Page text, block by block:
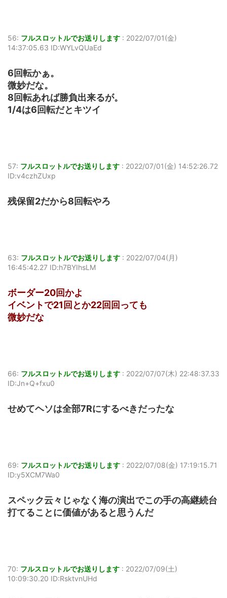
56: フルスロットルでお送りします : 2022/07/01(金)
14:37:05.63 ID:WYLvQUaEd
6回転かぁ。
微妙だな。
8回転あれば勝負出来るが。
1/4は6回転だとキツイ
57: フルスロットルでお送りします : 2022/07/01(金) 14:52:26.72
ID:v4czhZUxp
残保留2だから8回転やろ
63: フルスロットルでお送りします : 2022/07/04(月)
16:45:42.27 ID:h7BYIhsLM
ボーダー20回かよ
イベントで21回とか22回回っても
微妙だな
66: フルスロットルでお送りします : 2022/07/07(木) 22:48:37.33
ID:Jn+Q+fxu0
せめてヘソは全部7Rにするべきだったな
69: フルスロットルでお送りします : 2022/07/08(金) 17:19:15.71
ID:y5XCM7Wa0
スペック云々じゃなく海の演出でこの手の高継続台
打てることに価値があると思うんだ
70: フルスロットルでお送りします : 2022/07/09(土)
10:09:30.20 ID:RsktvnUHd